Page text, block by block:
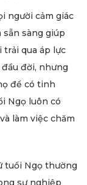
người cảm giác
sẵn sàng giúp
trải qua áp lực
đời, nhưng
để có tinh
Ngọ luôn có
làm việc chăm
tuổi Ngọ thường
sự nghiệp